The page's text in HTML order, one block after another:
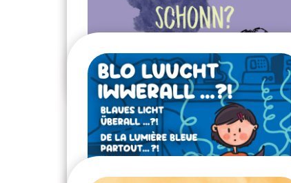
2024
Même un canard peut être
cinéaste
2024